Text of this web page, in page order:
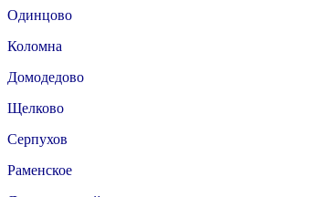
Одинцово
Коломна
Домодедово
Щелково
Серпухов
Раменское